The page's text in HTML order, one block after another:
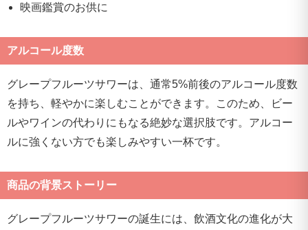
映画鑑賞のお供に
アルコール度数
グレープフルーツサワーは、通常5%前後のアルコール度数
を持ち、軽やかに楽しむことができます。このため、ビー
ルやワインの代わりにもなる絶妙な選択肢です。アルコー
ルに強くない方でも楽しみやすい一杯です。
商品の背景ストーリー
グレープフルーツサワーの誕生には、飲酒文化の進化が大